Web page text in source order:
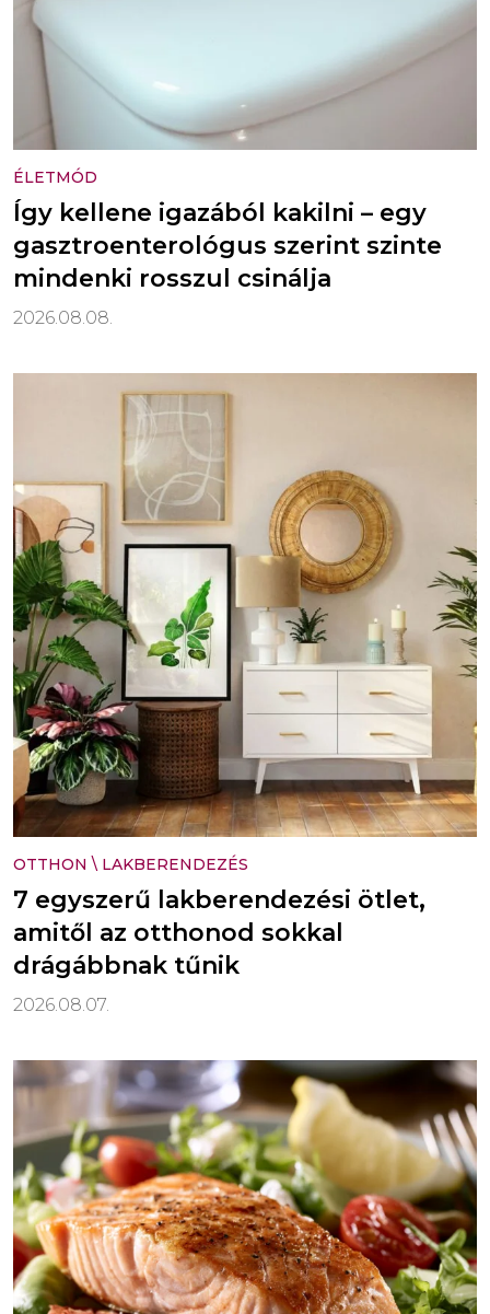
ÉLETMÓD
Így kellene igazából kakilni – egy
gasztroenterológus szerint szinte
mindenki rosszul csinálja
2026.08.08.
OTTHON \ LAKBERENDEZÉS
7 egyszerű lakberendezési ötlet,
amitől az otthonod sokkal
drágábbnak tűnik
2026.08.07.